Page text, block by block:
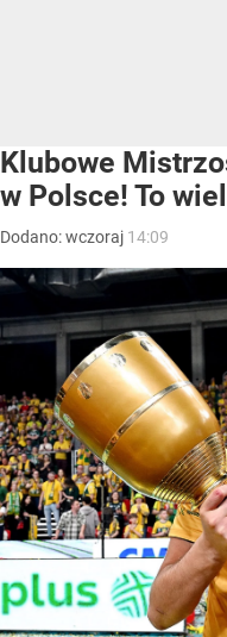
Klubowe
w Polsce! To
Dodano:wczoraj 14:09